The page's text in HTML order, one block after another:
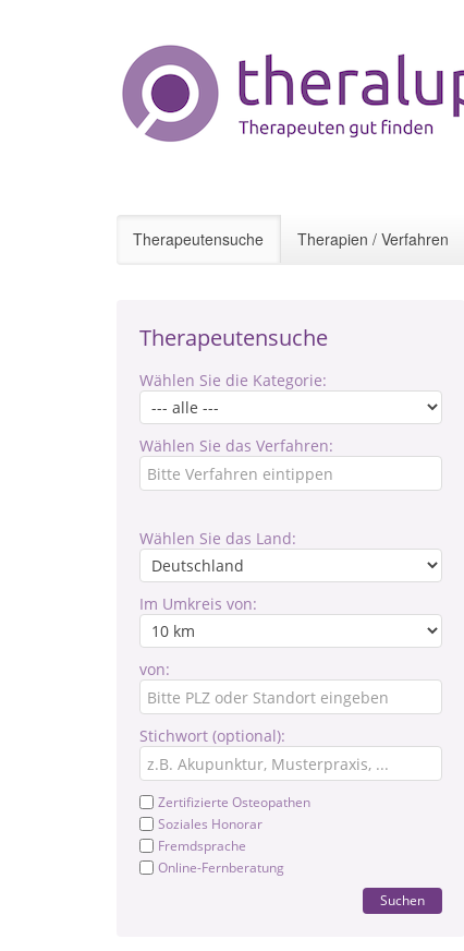
Therapeutensuche Therapien / Verfahren
Therapeutensuche
Wählen Sie die Kategorie:
Wählen Sie das Verfahren:
Wählen Sie das Land:
Im Umkreis von:
von:
Stichwort (optional):
Zertifizierte Osteopathen
Soziales Honorar
Fremdsprache
Online-Fernberatung
Suchen